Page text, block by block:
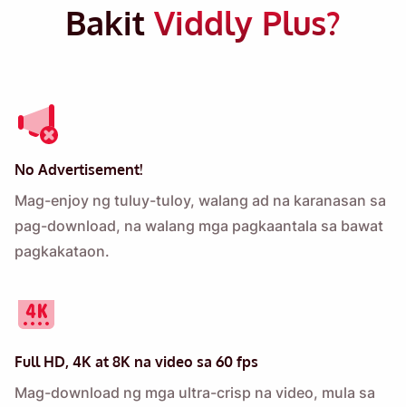
Bakit Viddly Plus?
No Advertisement!
Mag-enjoy ng tuluy-tuloy, walang ad na karanasan sa
pag-download, na walang mga pagkaantala sa bawat
pagkakataon.
Full HD, 4K at 8K na video sa 60 fps
Mag-download ng mga ultra-crisp na video, mula sa